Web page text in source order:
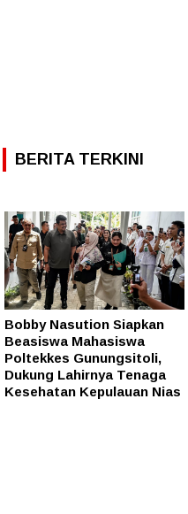
BERITA TERKINI
Bobby Nasution Siapkan
Beasiswa Mahasiswa
Poltekkes Gunungsitoli,
Dukung Lahirnya Tenaga
Kesehatan Kepulauan Nias